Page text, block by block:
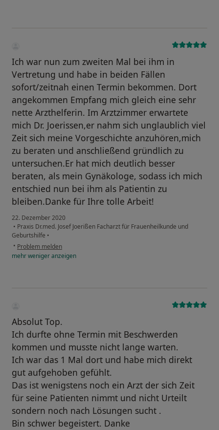
Ich war nun zum zweiten Mal bei ihm in
Vertretung und habe in beiden Fällen
sofort/zeitnah einen Termin bekommen. Dort
angekommen Empfang mich gleich eine sehr
nette Arzthelferin. Im Arztzimmer erwartete
mich Dr. Joerissen,er nahm sich unglaublich viel
Zeit sich meine Vorgeschichte anzuhören,mich
zu beraten und anschließend gründlich zu
untersuchen.Er hat mich deutlich besser
beraten, als mein Gynäkologe, sodass ich mich
entschied nun bei ihm als Patientin zu
bleiben.Danke für Ihre tolle Arbeit!
22. Dezember 2020
• Praxis Dr.med. Josef Joerißen Facharzt für Frauenheilkunde und
Geburtshilfe •
• Problem melden
mehrwenigeranzeigen
Absolut Top.
Ich durfte ohne Termin mit Beschwerden
kommen und musste nicht lange warten.
Ich war das 1 Mal dort und habe mich direkt
gut aufgehoben gefühlt.
Das ist wenigstens noch ein Arzt der sich Zeit
für seine Patienten nimmt und nicht Urteilt
sondern noch nach Lösungen sucht .
Bin schwer begeistert. Danke